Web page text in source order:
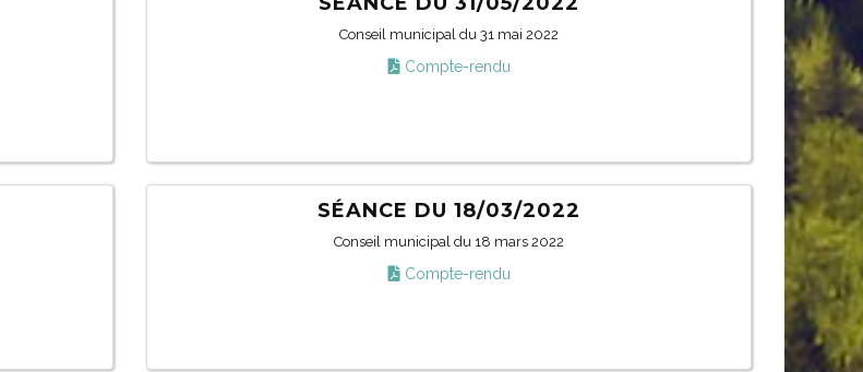
Conseil municipal du 31 mai 2022
Compte-rendu
SÉANCE DU 18/03/2022
Conseil municipal du 18 mars 2022
Compte-rendu